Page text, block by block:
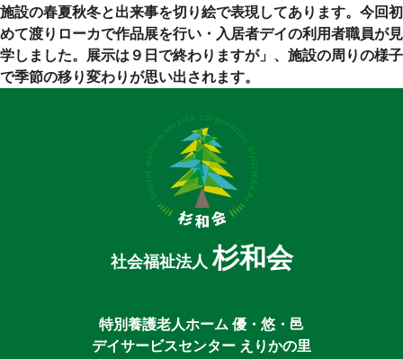
施設の春夏秋冬と出来事を切り絵で表現してあります。今回初
めて渡りローカで作品展を行い・入居者デイの利用者職員が見
学しました。展示は９日で終わりますが」、施設の周りの様子
で季節の移り変わりが思い出されます。
社会福祉法人杉和会
特別養護老人ホーム 優・悠・邑
デイサービスセンター えりかの里